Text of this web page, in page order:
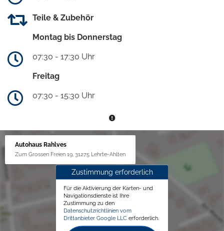
Teile & Zubehör
Montag bis Donnerstag
07:30 - 17:30 Uhr
Freitag
07:30 - 15:30 Uhr
Autohaus Rahlves
Zum Grossen Freien 19, 31275 Lehrte-Ahlten
Zustimmung erforderlich
Für die Aktivierung der Karten- und
Navigationsdienste ist Ihre
Zustimmung zu den
Datenschutzrichtlinien vom
Drittanbieter Google LLC erforderlich.